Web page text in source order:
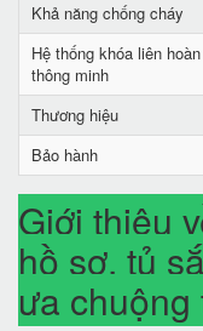
Khả năng chống cháy
Hệ thống khóa liên hoàn
thông minh
Thương hiệu
Bảo hành
Giới thiệu
hồ sơ, tủ
ưa